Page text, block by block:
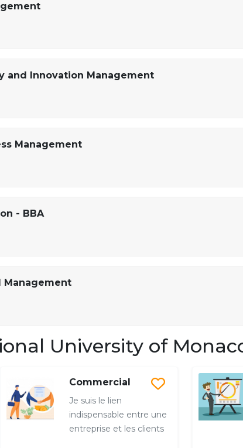
and Innovation Management
Management
- BBA
Management
University of
Commercial
Je suis le lien
indispensable entre une
entreprise et les clients